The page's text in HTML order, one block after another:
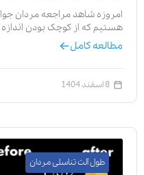
امروزه شاهد مراجعه مردان
هستیم که از کوچک بودن اندازه
مطالعه کامل
8 اسفند 1404
طول آلت تناسلی مردان